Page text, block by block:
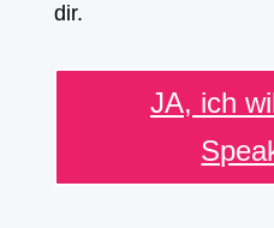
dir.
JA, ich